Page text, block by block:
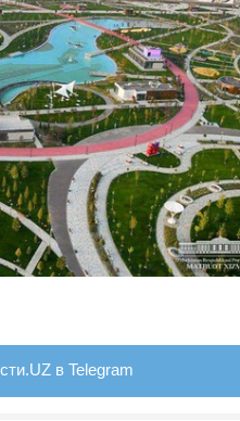
в Telegram